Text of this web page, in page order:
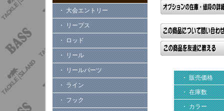
・ 大会エントリー
・ リープス
・ ロッド
・ リール
・ リールパーツ
・ ライン
・ フック
・ 販売価格
・ 在庫数
・ カラー